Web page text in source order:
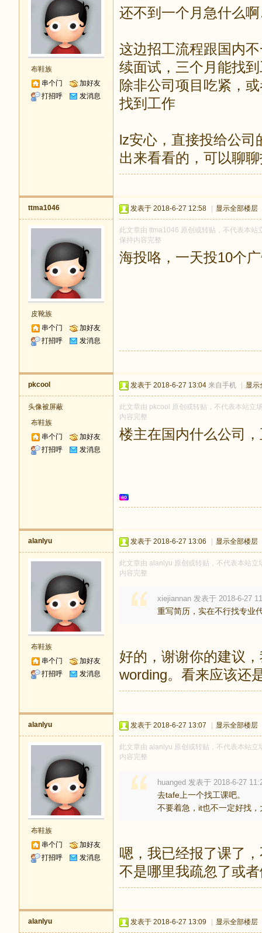
布鞋族
串个门
加好友
打招呼
发消息
还不到一个月急什么
这边招工流程跟国内
续面试，三个月能找
除非公司项目吃紧，
找到工作
lz安心，直接投给公
出来看看的，可以聊
ttma1046
皮靴族
串个门
加好友
打招呼
发消息
发表于 2018-6-27 12:58 显示全部楼层
此文章由 ttma1046 原创或转贴，不代表本
保持内容完整
海投咯，一天投10个
pkcool
头像被屏蔽
布鞋族
串个门
加好友
打招呼
发消息
发表于 2018-6-27 13:04 来自手机 显示
此文章由 pkcool 原创或转贴，不代表本站立
内容完整
楼主在国内什么公司
alanlyu
布鞋族
串个门
加好友
打招呼
发消息
发表于 2018-6-27 13:06 显示全部楼层
此文章由 alanlyu 原创或转贴，不代表本站
内容完整
xiejiannan 发表于 2018-6-27
重写简历，实在不行找专业
好的，谢谢你的建议
wording。看来应该还
alanlyu
布鞋族
串个门
加好友
打招呼
发消息
发表于 2018-6-27 13:07 显示全部楼层
此文章由 alanlyu 原创或转贴，不代表本站
内容完整
huanged 发表于 2018-6-27
去tafe上一个找工课吧。
不要着急，it也不一定好找
嗯，我已经报了课了
不是哪里我疏忽了或
alanlyu 发表于 2018-6-27 13:09 显示全部楼层